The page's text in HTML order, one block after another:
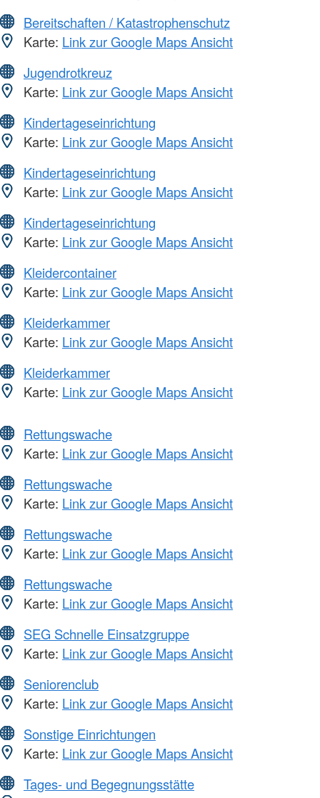
Bereitschaften / Katastrophenschutz
Karte: Link zur Google Maps Ansicht
Jugendrotkreuz
Karte: Link zur Google Maps Ansicht
Kindertageseinrichtung
Karte: Link zur Google Maps Ansicht
Kindertageseinrichtung
Karte: Link zur Google Maps Ansicht
Kindertageseinrichtung
Karte: Link zur Google Maps Ansicht
Kleidercontainer
Karte: Link zur Google Maps Ansicht
Kleiderkammer
Karte: Link zur Google Maps Ansicht
Kleiderkammer
Karte: Link zur Google Maps Ansicht
Rettungswache
Karte: Link zur Google Maps Ansicht
Rettungswache
Karte: Link zur Google Maps Ansicht
Rettungswache
Karte: Link zur Google Maps Ansicht
Rettungswache
Karte: Link zur Google Maps Ansicht
SEG Schnelle Einsatzgruppe
Karte: Link zur Google Maps Ansicht
Seniorenclub
Karte: Link zur Google Maps Ansicht
Sonstige Einrichtungen
Karte: Link zur Google Maps Ansicht
Tages- und Begegnungsstätte